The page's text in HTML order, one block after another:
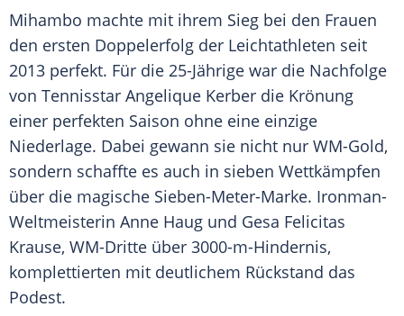
Mihambo machte mit ihrem Sieg bei den Frauen
den ersten Doppelerfolg der Leichtathleten seit
2013 perfekt. Für die 25-Jährige war die Nachfolge
von Tennisstar Angelique Kerber die Krönung
einer perfekten Saison ohne eine einzige
Niederlage. Dabei gewann sie nicht nur WM-Gold,
sondern schaffte es auch in sieben Wettkämpfen
über die magische Sieben-Meter-Marke. Ironman-
Weltmeisterin Anne Haug und Gesa Felicitas
Krause, WM-Dritte über 3000-m-Hindernis,
komplettierten mit deutlichem Rückstand das
Podest.